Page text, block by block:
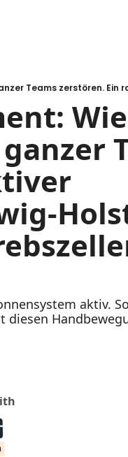
Wie
aktiv.
diesen